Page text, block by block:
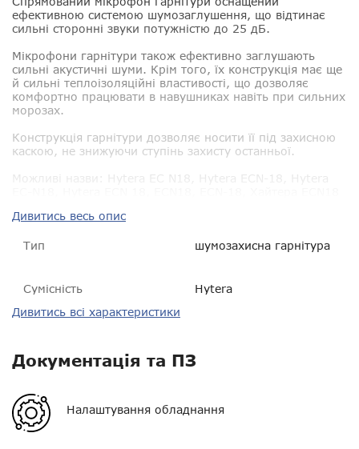
ефективною системою шумозаглушення, що відтинає
сильні сторонні звуки потужністю до 25 дБ.
Мікрофони гарнітури також ефективно заглушають
сильні акустичні шуми. Крім того, їх конструкція має ще
й сильні теплоізоляційні властивості, що дозволяє
комфортно працювати в навушниках навіть при сильних
морозах.
Конструкція гарнітури дозволяє носити її під захисною
каскою, не знижуючи ступінь захисту останньої.
Можливі назви:
Hytera EC N18, Hytera ECN-18, Hytera
Дивитись весь опис
Тип шумозахисна гарнітура
Сумісність Hytera
Пиловологозахист
Гарантія 14 днів
Регулятор гучності
Дивитись всі характеристики
Документація та ПЗ
Налаштування обладнання